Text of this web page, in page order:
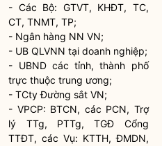
- Các Bộ: GTVT, KHĐT, TC,
CT, TNMT, TP;
- Ngân hàng NN VN;
- UB QLVNN tại doanh nghiệp;
- UBND các tỉnh, thành phố
trực thuộc trung ương;
- TCty Đường sắt VN;
- VPCP: BTCN, các PCN, Trợ
lý TTg, PTTg, TGĐ Cổng
TTĐT, các Vụ: KTTH, ĐMDN,